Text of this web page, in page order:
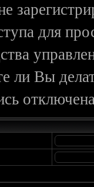
для
ли Вы